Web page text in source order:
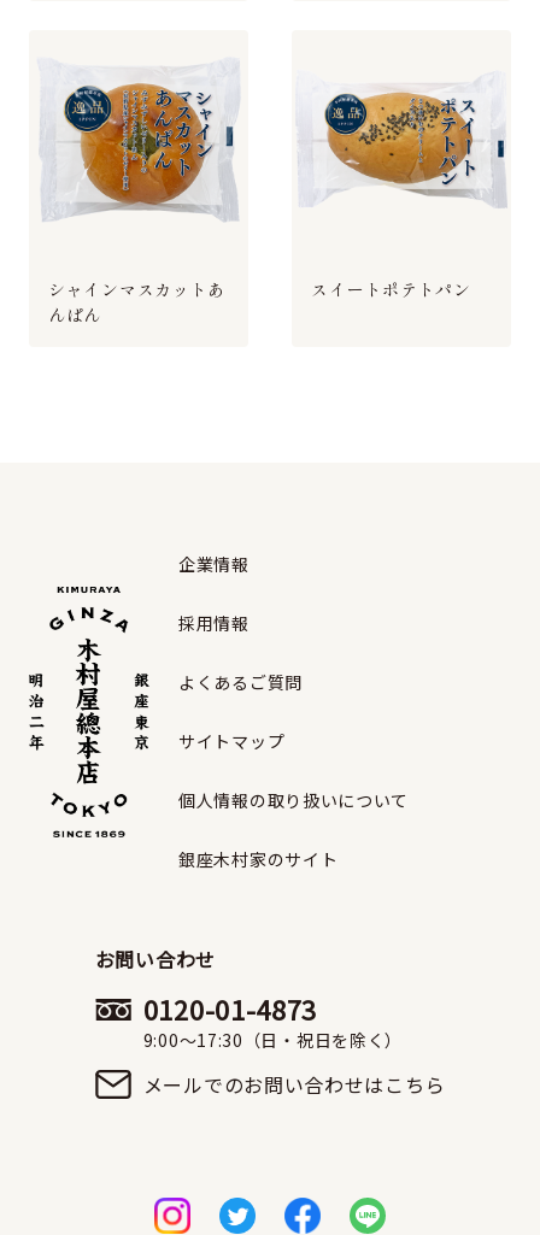
シャインマスカットあ
んぱん
スイートポテトパン
企業情報
採用情報
よくあるご質問
サイトマップ
個人情報の取り扱いについて
銀座木村家のサイト
お問い合わせ
0120-01-4873
9:00〜17:30（日・祝日を除く）
メールでのお問い合わせはこちら